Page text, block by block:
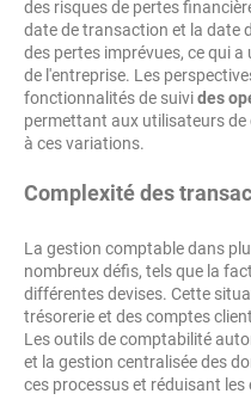
des risques de pertes
date de transaction et la date
des pertes imprévues, ce qui
de l'entreprise. Les
fonctionnalités de suivides
permettant aux utilisateurs de
à ces variations.
Complexité des
La gestion comptable dans
nombreux défis, tels que la
différentes devises. Cette
trésorerie et des comptes
Les outils de comptabilité
et la gestion centralisée des
ces processus et réduisant les